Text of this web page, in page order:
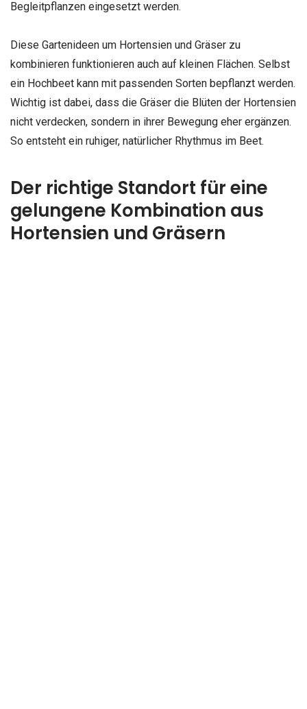
Begleitpflanzen eingesetzt werden.
Diese Gartenideen um Hortensien und Gräser zu
kombinieren funktionieren auch auf kleinen Flächen. Selbst
ein Hochbeet kann mit passenden Sorten bepflanzt werden.
Wichtig ist dabei, dass die Gräser die Blüten der Hortensien
nicht verdecken, sondern in ihrer Bewegung eher ergänzen.
So entsteht ein ruhiger, natürlicher Rhythmus im Beet.
Der richtige Standort für eine
gelungene Kombination aus
Hortensien und Gräsern